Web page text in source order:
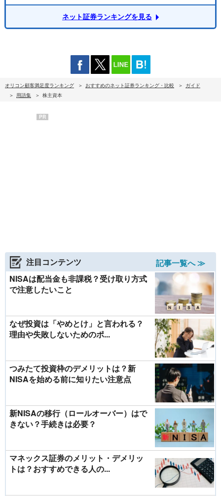
ネット証券ランキングを見る
オリコン顧客満足度ランキング おすすめのネット証券ランキング・比較
ガイド
用語集
株主資本
PR
注目コンテンツ
記事一覧へ ≫
NISAは配当金も非課税？受け取り方式
で注意したいこと
なぜ投資は「やめとけ」と言われる？
理由や失敗しないためのポ...
つみたて投資枠のデメリットは？新
NISAを始める前に知りたい注意点
新NISAの移行（ロールオーバー）はで
きない？手続きは必要？
マネックス証券のメリット・デメリッ
トは？おすすめできる人の...